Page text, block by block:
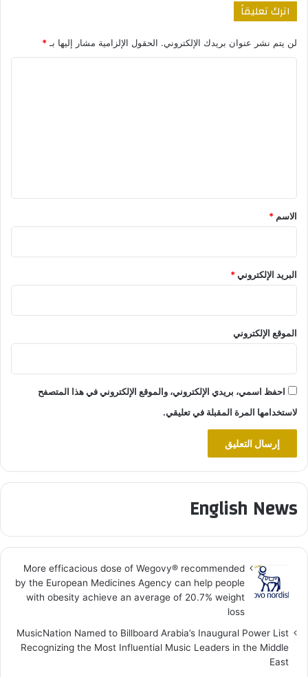
اترك تعليقاً
لن يتم نشر عنوان بريدك الإلكتروني. الحقول الإلزامية مشار إليها بـ*
*
الاسم *
البريد الإلكتروني*
الموقع الإلكتروني
احفظ اسمي، بريدي الإلكتروني، والموقع الإلكتروني في هذا المتصفح
لاستخدامها المرة المقبلة في تعليقي.
English News
More efficacious dose of Wegovy®️ recommended
by the European Medicines Agency can help people
with obesity achieve an average of 20.7% weight
loss
MusicNation Named to Billboard Arabia’s Inaugural Power List
Recognizing the Most Influential Music Leaders in the Middle
East